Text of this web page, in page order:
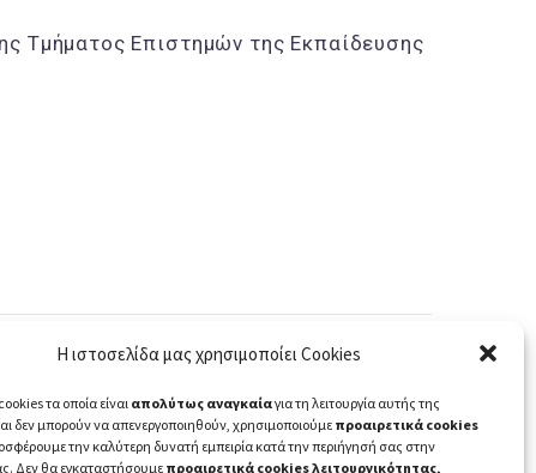
Η ιστοσελίδα μας χρησιμοποίει Cookies
τα οποία είναι απολύτως αναγκαίαγια τη λειτουργία αυτής της
δεν μπορούν να απενεργοποιηθούν, χρησιμοποιούμεπροαιρετικά cookies
την καλύτερη δυνατή εμπειρία κατά την περιήγησή σας στην
Δεν θα εγκαταστήσουμεπροαιρετικά cookies λειτουργικότητας,
Τμήματος Επιστημών της Εκπαίδευσης